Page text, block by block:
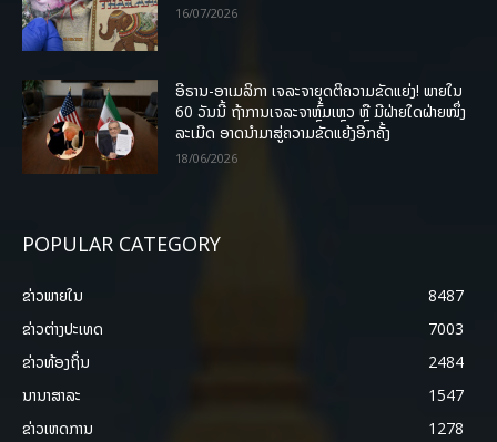
16/07/2026
ອີຣານ-ອາເມລິກາ ເຈລະຈາຍຸດຕິຄວາມຂັດແຍ່ງ! ພາຍໃນ
60 ວັນນີ້ ຖ້າການເຈລະຈາຫຼົ້ມເຫຼວ ຫຼື ມີຝ່າຍໃດຝ່າຍໜຶ່ງ
ລະເມີດ ອາດນໍາມາສູ່ຄວາມຂັດແຍ້ງອີກຄັ້ງ
18/06/2026
POPULAR CATEGORY
ຂ່າວພາຍ​ໃນ
8487
ຂ່າວຕ່າງປະເທດ
7003
ຂ່າວທ້ອງຖິ່ນ
2484
ນານາສາລະ
1547
ຂ່າວເຫດການ
1278